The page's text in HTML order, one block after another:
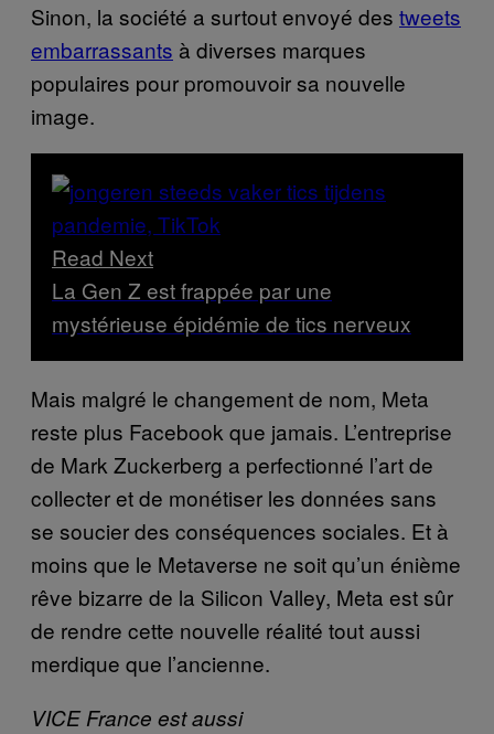
Sinon, la société a surtout envoyé des tweets
embarrassants à diverses marques
populaires pour promouvoir sa nouvelle
image.
Read Next
La Gen Z est frappée par une
mystérieuse épidémie de tics nerveux
Mais malgré le changement de nom, Meta
reste plus Facebook que jamais. L’entreprise
de Mark Zuckerberg a perfectionné l’art de
collecter et de monétiser les données sans
se soucier des conséquences sociales. Et à
moins que le Metaverse ne soit qu’un énième
rêve bizarre de la Silicon Valley, Meta est sûr
de rendre cette nouvelle réalité tout aussi
merdique que l’ancienne.
VICE France est aussi